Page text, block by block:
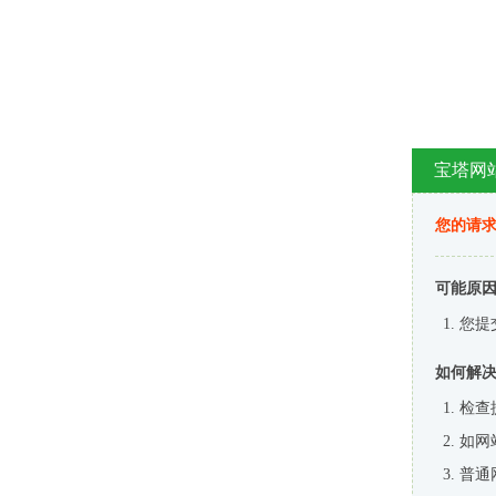
宝塔网
您的请
可能原
您提
如何解
检查
如网
普通